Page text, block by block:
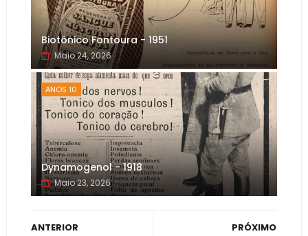
Biotônico Fontoura - 1951
Maio 24, 2026
ANOS 10
Dynamogenol - 1918
Maio 23, 2026
PRÓXIMO
ANTERIOR